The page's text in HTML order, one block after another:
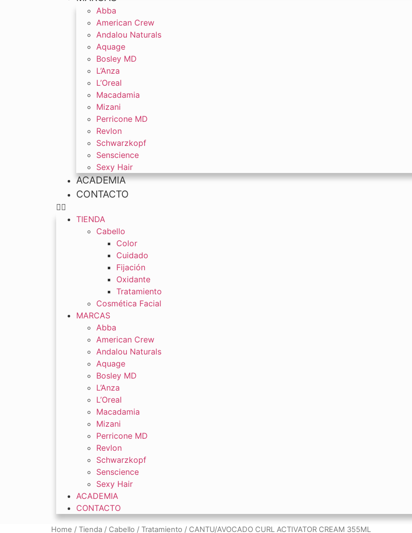
Abba
American Crew
Andalou Naturals
Aquage
Bosley MD
L’Anza
L’Oreal
Macadamia
Mizani
Perricone MD
Revlon
Schwarzkopf
Senscience
Sexy Hair
ACADEMIA
CONTACTO
TIENDA
Cabello
Color
Cuidado
Fijación
Oxidante
Tratamiento
Cosmética Facial
MARCAS
Abba
American Crew
Andalou Naturals
Aquage
Bosley MD
L’Anza
L’Oreal
Macadamia
Mizani
Perricone MD
Revlon
Schwarzkopf
Senscience
Sexy Hair
ACADEMIA
CONTACTO
Home / Tienda / Cabello / Tratamiento / CANTU/AVOCADO CURL ACTIVATOR CREAM 355ML